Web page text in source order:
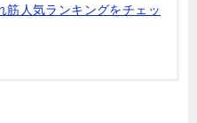
筋人気ランキングをチェッ